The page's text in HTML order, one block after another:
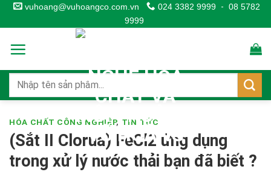
Skip
to
content
vuhoang@vuhoangco.com.vn 024 3382 9999 - 08 5782
9999
HÓA CHẤT CÔNG NGHIỆP, TIN TỨC
(Sắt II Clorua) FeCl2 ứng dụng
trong xử lý nước thải bạn đã biết ?